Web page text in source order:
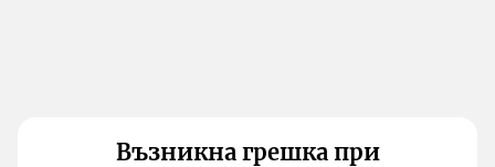
Възникна грешка при